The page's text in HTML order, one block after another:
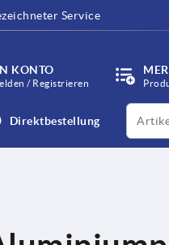
Service
KONTO
/ Registrieren
Direktbestellung